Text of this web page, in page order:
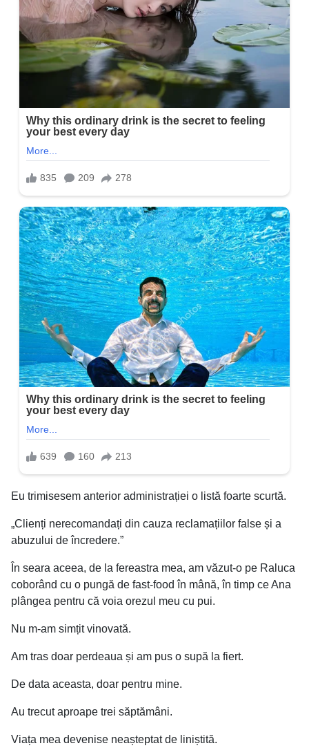
Eu trimisesem anterior administrației o listă foarte scurtă.
„Clienți nerecomandați din cauza reclamațiilor false și a
abuzului de încredere.”
În seara aceea, de la fereastra mea, am văzut-o pe Raluca
coborând cu o pungă de fast-food în mână, în timp ce Ana
plângea pentru că voia orezul meu cu pui.
Nu m-am simțit vinovată.
Am tras doar perdeaua și am pus o supă la fiert.
De data aceasta, doar pentru mine.
Au trecut aproape trei săptămâni.
Viața mea devenise neașteptat de liniștită.